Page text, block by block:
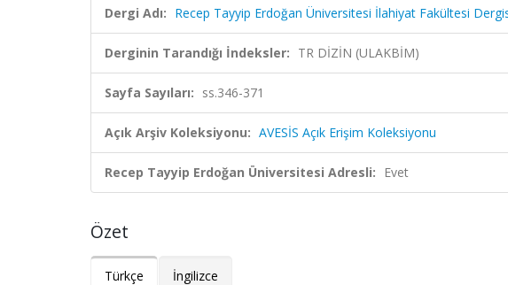
Dergi Adı: Recep Tayyip Erdoğan Üniversitesi İlahiyat Fakültesi
Derginin Tarandığı İndeksler: TR DİZİN (ULAKBİM)
Sayfa Sayıları: ss.346-371
Açık Arşiv Koleksiyonu: AVESİS Açık Erişim Koleksiyonu
Recep Tayyip Erdoğan Üniversitesi Adresli: Evet
Özet
Türkçe İngilizce